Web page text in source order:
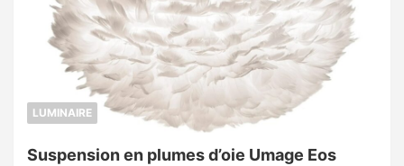
LUMINAIRE
Suspension en plumes d’oie Umage Eos